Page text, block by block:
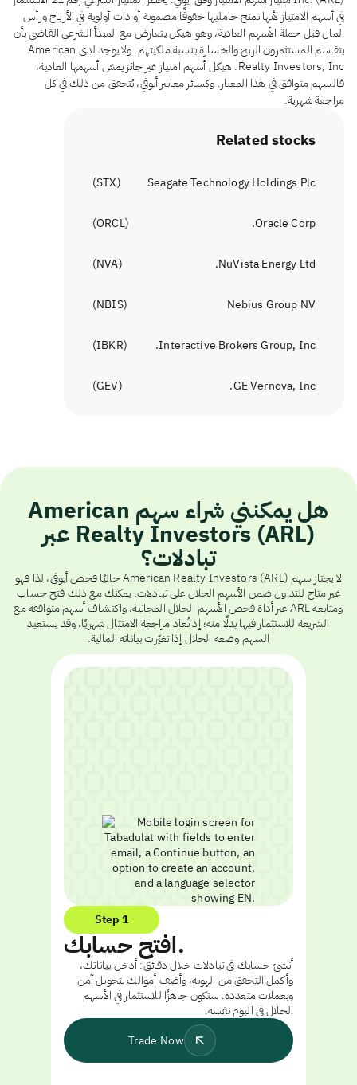
في أسهم الامتياز لأنها تمنح حامليها حقوقًا مضمونة أو ذات أولوية في الأرباح ورأس
المال قبل حملة الأسهم العادية، وهو هيكل يتعارض مع المبدأ الشرعي القاضي بأن
يتقاسم المستثمرون الربح والخسارة بنسبة ملكيتهم. ولا يوجد لدى American
Realty Investors, Inc. هيكل أسهم امتياز غير جائز يمسّ أسهمها العادية،
فالسهم متوافق في هذا المعيار. وكسائر معايير أيوفي، يُتحقق من ذلك في كل
مراجعة شهرية.
Related stocks
Seagate Technology Holdings Plc
(
STX
)
Oracle Corp.
(
ORCL
)
NuVista Energy Ltd.
(
NVA
)
Nebius Group NV
(
NBIS
)
Interactive Brokers Group, Inc.
(
IBKR
)
GE Vernova, Inc.
(
GEV
)
هل يمكنني شراء سهم American
Realty Investors (ARL) عبر
تبادلات؟
لا يجتاز سهم American Realty Investors (ARL) حاليًا فحص أيوفي، لذا فهو
غير متاح للتداول ضمن الأسهم الحلال على تبادلات. يمكنك مع ذلك فتح حساب
ومتابعة ARL عبر أداة فحص الأسهم الحلال المجانية، واكتشاف أسهم متوافقة مع
الشريعة للاستثمار فيها بدلًا منه؛ إذ تُعاد مراجعة الامتثال شهريًا، وقد يستعيد
السهم وضعه الحلال إذا تغيّرت بياناته المالية.
Step 1
افتح حسابك.
أنشئ حسابك في تبادلات خلال دقائق: أدخل بياناتك،
وأكمل التحقق من الهوية، وأضف أموالك بتحويل آمن
وبعملات متعددة. ستكون جاهزًا للاستثمار في الأسهم
الحلال في اليوم نفسه.
Trade Now